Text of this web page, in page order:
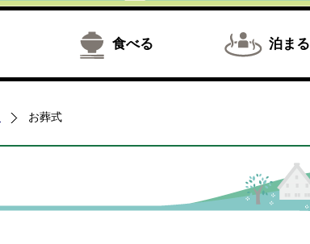
食べる 泊まる
お葬式